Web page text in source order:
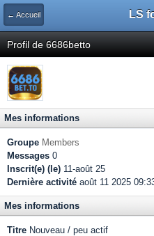
← Accueil LS
Profil de 6686betto
Mes informations
Groupe Members
Messages 0
Inscrit(e) (le) 11-août 25
Dernière activité août 11 2025
Mes informations
Titre Nouveau / peu actif